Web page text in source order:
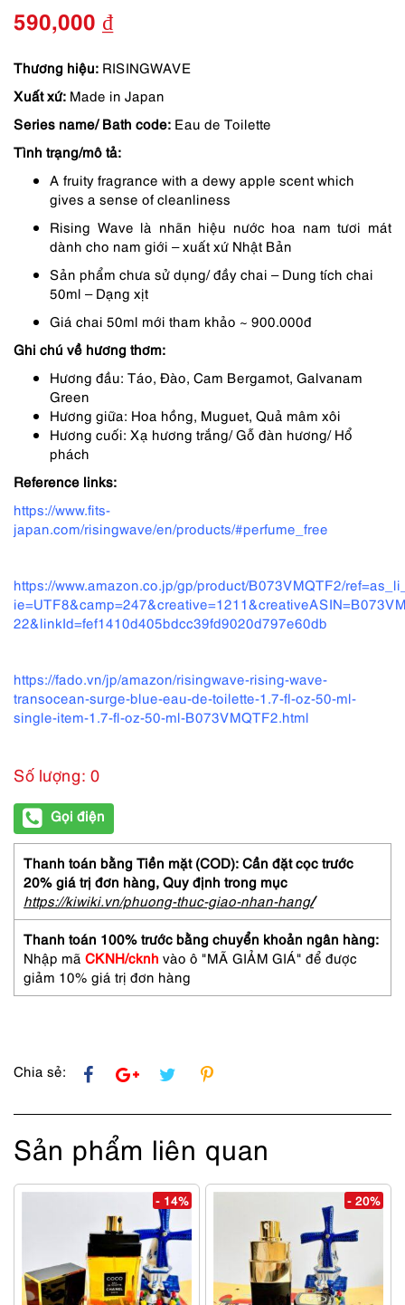
590,000 ₫
Thương hiệu: RISINGWAVE
Xuất xứ: Made in Japan
Series name/ Bath code: Eau de Toilette
Tình trạng/mô tả:
A fruity fragrance with a dewy apple scent which
gives a sense of cleanliness
Rising Wave là nhãn hiệu nước hoa nam tươi mát
dành cho nam giới – xuất xứ Nhật Bản
Sản phẩm chưa sử dụng/ đầy chai – Dung tích chai
50ml – Dạng xịt
Giá chai 50ml mới tham khảo ~ 900.000đ
Ghi chú về hương thơm:
Hương đầu: Táo, Đào, Cam Bergamot, Galvanam
Green
Hương giữa: Hoa hồng, Muguet, Quả mâm xôi
Hương cuối: Xạ hương trắng/ Gỗ đàn hương/ Hổ
phách
Reference links:
https://www.fits-
japan.com/risingwave/en/products/#perfume_free
https://www.amazon.co.jp/gp/product/B073VMQTF2/
22&linkId=fef1410d405bdcc39fd9020d797e60db
https://fado.vn/jp/amazon/risingwave-rising-wave-
transocean-surge-blue-eau-de-toilette-1.7-fl-oz-50-ml-
single-item-1.7-fl-oz-50-ml-B073VMQTF2.html
Số lượng: 0
Gọi điện
Thanh toán bằng Tiền mặt (COD): Cần đặt cọc trước
20% giá trị đơn hàng, Quy định trong mục
https://kiwiki.vn/phuong-thuc-giao-nhan-hang/
Thanh toán 100% trước bằng chuyển khoản ngân hàng:
Nhập mã CKNH/cknh vào ô "MÃ GIẢM GIÁ" để được
giảm 10% giá trị đơn hàng
Chia sẻ:
Sản phẩm liên quan
- 14% - 20%